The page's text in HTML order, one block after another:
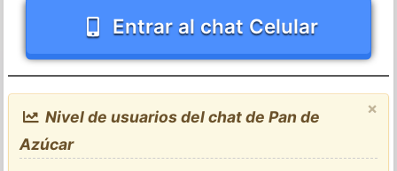
Entrar al chat Celular
×
Nivel de usuarios del chat de Pan de
Azúcar